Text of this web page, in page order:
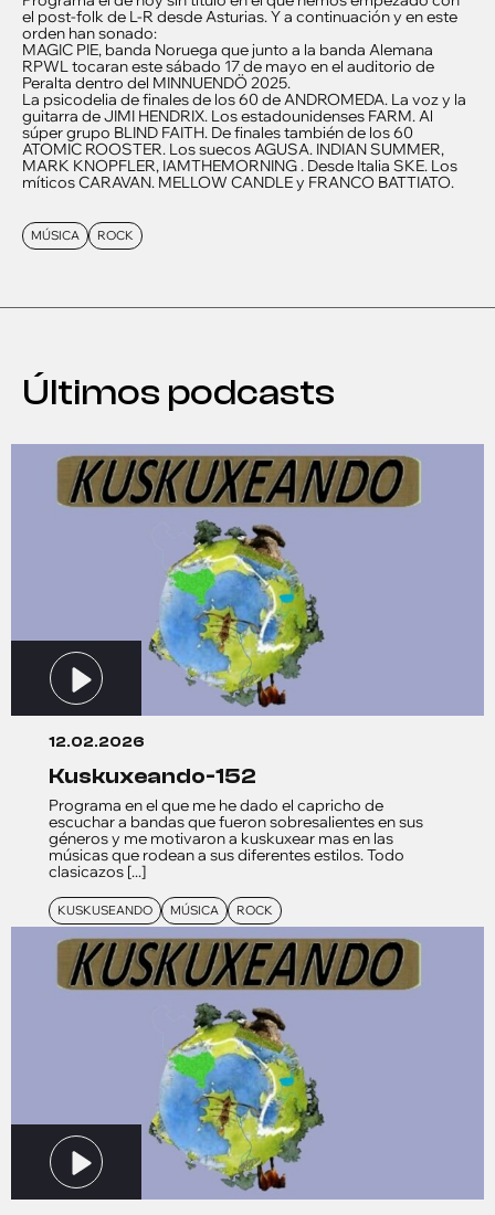
el post-folk de L-R desde Asturias. Y a continuación y en este
orden han sonado:
MAGIC PIE, banda Noruega que junto a la banda Alemana
RPWL tocaran este sábado 17 de mayo en el auditorio de
Peralta dentro del MINNUENDÖ 2025.
La psicodelia de finales de los 60 de ANDROMEDA. La voz y la
guitarra de JIMI HENDRIX. Los estadounidenses FARM. Al
súper grupo BLIND FAITH. De finales también de los 60
ATOMIC ROOSTER. Los suecos AGUSA. INDIAN SUMMER,
MARK KNOPFLER, IAMTHEMORNING . Desde Italia SKE. Los
míticos CARAVAN. MELLOW CANDLE y FRANCO BATTIATO.
MÚSICA ROCK
Últimos podcasts
12.02.2026
kuskuxeando-152
Programa en el que me he dado el capricho de
escuchar a bandas que fueron sobresalientes en sus
géneros y me motivaron a kuskuxear mas en las
músicas que rodean a sus diferentes estilos. Todo
clasicazos [...]
KUSKUSEANDO MÚSICA ROCK